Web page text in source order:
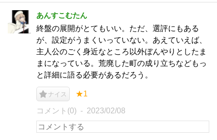
あんすこむたん
終盤の展開がとてもいい。ただ、選評にもある
が、設定がうまくいっていない。あえていえば、
主人公のごく身近なところ以外ぼんやりとしたま
まになっている。荒廃した町の成り立ちなどもっ
と詳細に語る必要があるだろう。
ナイス ★1
コメント(0) 2023/02/08